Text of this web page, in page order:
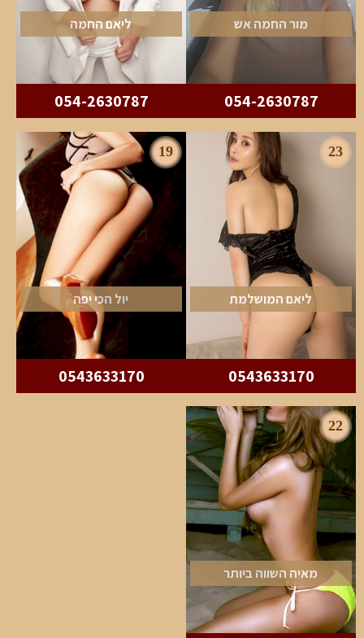
מור החמה אש
054-2630787
ליאם החמה
054-2630787
23
ליאם המושלמת
0543633170
19
יול הכי יפה
0543633170
22
מאיה השווה ביותר